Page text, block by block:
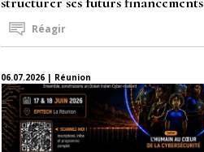
Réagir
06.07.2026 | Réunion